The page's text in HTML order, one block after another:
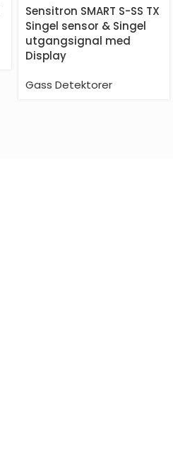
Sensitron SMART S-SS TX
Singel sensor & Singel
utgangsignal med
Display
Gass Detektorer